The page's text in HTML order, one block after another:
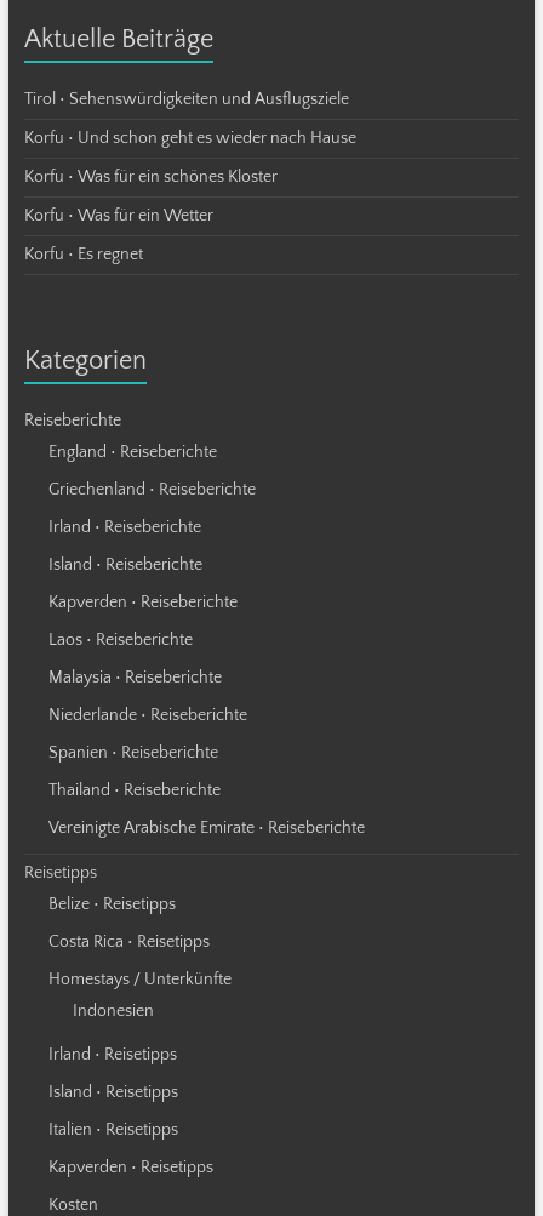
Aktuelle Beiträge
Tirol • Sehenswürdigkeiten und Ausflugsziele
Korfu • Und schon geht es wieder nach Hause
Korfu • Was für ein schönes Kloster
Korfu • Was für ein Wetter
Korfu • Es regnet
Kategorien
Reiseberichte
England • Reiseberichte
Griechenland • Reiseberichte
Irland • Reiseberichte
Island • Reiseberichte
Kapverden • Reiseberichte
Laos • Reiseberichte
Malaysia • Reiseberichte
Niederlande • Reiseberichte
Spanien • Reiseberichte
Thailand • Reiseberichte
Vereinigte Arabische Emirate • Reiseberichte
Reisetipps
Belize • Reisetipps
Costa Rica • Reisetipps
Homestays / Unterkünfte
Indonesien
Irland • Reisetipps
Island • Reisetipps
Italien • Reisetipps
Kapverden • Reisetipps
Kosten